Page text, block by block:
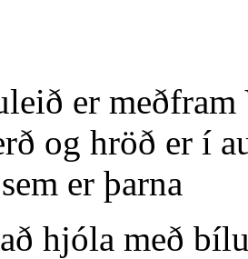
er meðfram
og hröð er í
er þarna
hjóla með